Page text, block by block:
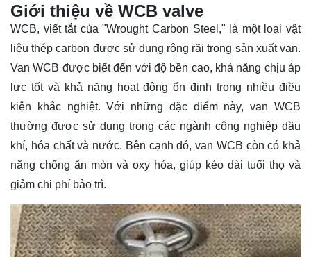
Giới thiệu về WCB valve
WCB, viết tắt của "Wrought Carbon Steel," là một loại vật
liệu thép carbon được sử dụng rộng rãi trong sản xuất van.
Van WCB được biết đến với độ bền cao, khả năng chịu áp
lực tốt và khả năng hoạt động ổn định trong nhiều điều
kiện khắc nghiệt. Với những đặc điểm này, van WCB
thường được sử dụng trong các ngành công nghiệp dầu
khí, hóa chất và nước. Bên cạnh đó, van WCB còn có khả
năng chống ăn mòn và oxy hóa, giúp kéo dài tuổi thọ và
giảm chi phí bảo trì.